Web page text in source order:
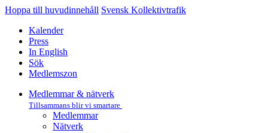
Hoppa till huvudinnehåll Svensk Kollektivtrafik
Kalender
Press
In English
Sök
Medlemszon
Medlemmar & nätverk
Tillsammans blir vi smartare
Medlemmar
Nätverk